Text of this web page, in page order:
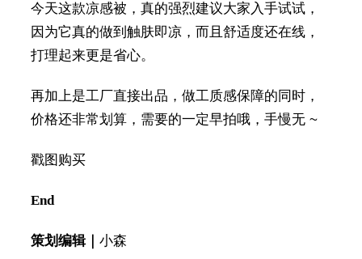
今天这款凉感被，真的强烈建议大家入手试试，
因为它真的做到触肤即凉，而且舒适度还在线，
打理起来更是省心。
再加上是工厂直接出品，做工质感保障的同时，
价格还非常划算，需要的一定早拍哦，手慢无 ~
戳图购买
End
策划编辑｜ 小森